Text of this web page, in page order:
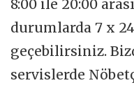
8:00 ile 20:00
durumlarda 7 x
geçebilirsiniz.
servislerde